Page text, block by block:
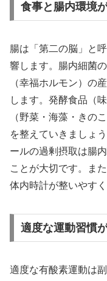
食事と腸内環境
腸は「第二の脳」と
響します。腸内細菌
（幸福ホルモン）の
します。発酵食品（
（野菜・海藻・きの
を整えていきましょ
ールの過剰摂取は腸
ことが大切です。ま
体内時計が整いやすく
適度な運動習慣
適度な有酸素運動は